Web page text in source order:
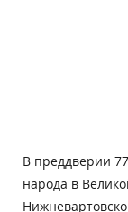
В преддверии
народа в